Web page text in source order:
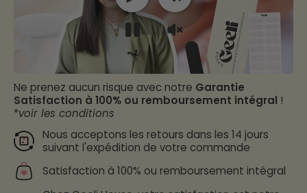
Ne prenez aucun risque avec notre Garantie
Satisfaction à 100% ou remboursement intégral !
*voir les conditions
Nous acceptons les retours dans les 14 jours
suivant l'expédition de votre commande
Satisfaction à 100% ou remboursement intégral